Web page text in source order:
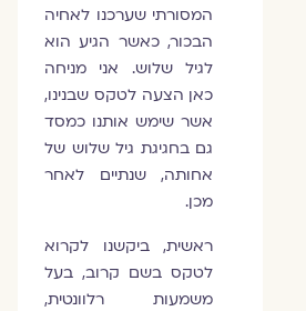
המסורתי שערכנו לאחיה
הבכור, כאשר הגיע הוא
לגיל שלוש. אני מניחה
כאן הצעה לטקס שבנינו,
אשר שימש אותנו כמסד
גם בחגיגת גיל שלוש של
אחותה, שנתיים לאחר
מכן.
ראשית, ביקשנו לקרוא
לטקס בשם קרוב, בעל
משמעות רלוונטית,